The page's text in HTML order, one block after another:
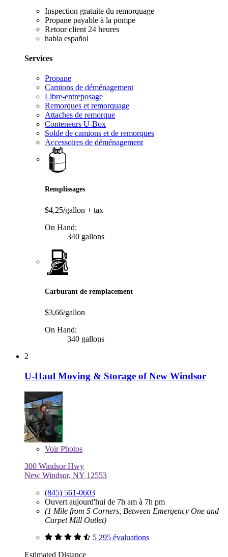
Inspection gratuite du remorquage
Propane payable à la pompe
Retour client 24 heures
habla español
Services
Propane
Camions de déménagement
Libre-entreposage
Remorques et remorquage
Attaches de remorque
Conteneurs U-Box
Solde de camions et de remorques
Accessoires de déménagement
Remplissages
$4,25/gallon + tax
On Hand:
340 gallons
Carburant de remplacement
$3,66/gallon
On Hand:
340 gallons
2
U-Haul Moving & Storage of New Windsor
VoirPhotos
300 Windsor Hwy
New Windsor, NY 12553
(845) 561-0603
Ouvert aujourd'hui de 7h am à 7h pm
(1 Mile from 5 Corners, Between Emergency One and
Carpet Mill Outlet)
5 295 évaluations
Estimated Distance